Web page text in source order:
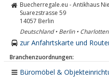
Buecherregale.eu - Antikhaus
Suarezstrasse 59
14057 Berlin
Deutschland • Berlin •
zur Anfahrtskarte und
Branchenzuordnungen:
Büromöbel &